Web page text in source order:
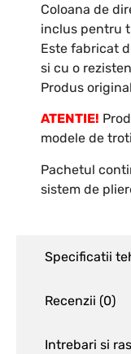
Specificatii
Recenzii (0)
Intrebari si
Coloana de
inclus pentru
Este fabricat
si cu o
Produs
ATENTIE!
modele de
Pachetul
sistem de